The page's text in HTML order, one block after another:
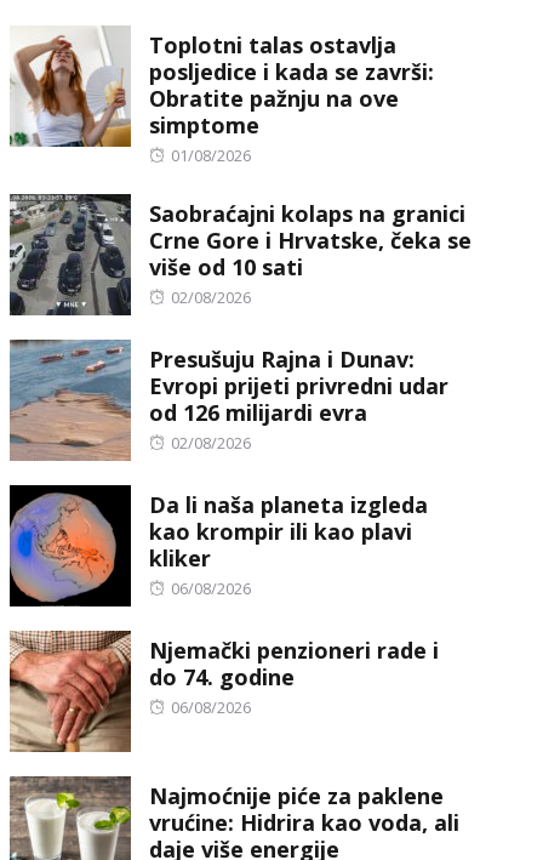
Toplotni talas ostavlja
posljedice i kada se završi:
Obratite pažnju na ove
simptome
Posted
01/08/2026
Saobraćajni kolaps na granici
Crne Gore i Hrvatske, čeka se
više od 10 sati
Posted
02/08/2026
Presušuju Rajna i Dunav:
Evropi prijeti privredni udar
od 126 milijardi evra
Posted
02/08/2026
Da li naša planeta izgleda
kao krompir ili kao plavi
kliker
Posted
06/08/2026
Njemački penzioneri rade i
do 74. godine
Posted
06/08/2026
Najmoćnije piće za paklene
vrućine: Hidrira kao voda, ali
daje više energije